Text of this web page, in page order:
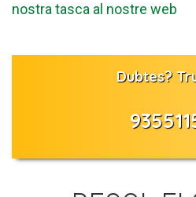
nostra tasca al nostre web
Dubtes?